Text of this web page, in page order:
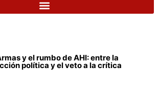
y el rumbo de AHI: entre la
política y el veto a la crítica